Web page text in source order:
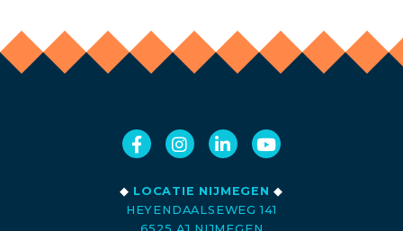
◆ LOCATIE NIJMEGEN ◆
HEYENDAALSEWEG 141